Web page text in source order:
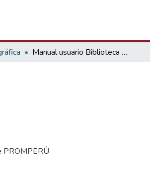
Manual usuario Biblioteca Virtual
PROMPERÚ